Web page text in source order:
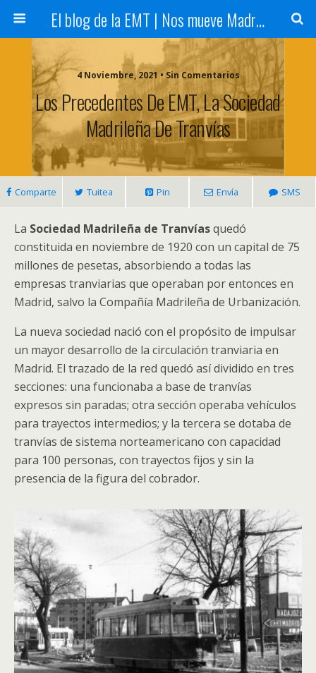
El blog de la EMT | Nos mueve Madrid
4 Noviembre, 2021 • Sin Comentarios
Los Precedentes De EMT, La Sociedad
Madrileña De Tranvías
Comparte Tuitea Pin Envía SMS
La Sociedad Madrileña de Tranvíasquedó
constituida en noviembre de 1920 con un capital de 75
millones de pesetas, absorbiendo a todas las
empresas tranviarias que operaban por entonces en
Madrid, salvo la Compañía Madrileña de Urbanización.
La nueva sociedad nació con el propósito de impulsar
un mayor desarrollo de la circulación tranviaria en
Madrid. El trazado de la red quedó así dividido en tres
secciones: una funcionaba a base de tranvías
expresos sin paradas; otra sección operaba vehículos
para trayectos intermedios; y la tercera se dotaba de
tranvías de sistema norteamericano con capacidad
para 100 personas, con trayectos fijos y sin la
presencia de la figura del cobrador.